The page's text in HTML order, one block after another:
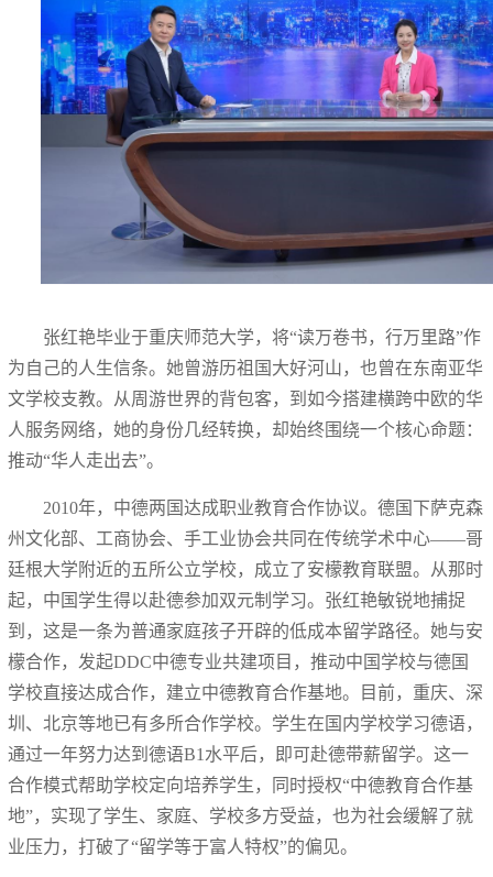
张红艳毕业于重庆师范大学，将“读万卷书，行万里路”作
为自己的人生信条。她曾游历祖国大好河山，也曾在东南亚华
文学校支教。从周游世界的背包客，到如今搭建横跨中欧的华
人服务网络，她的身份几经转换，却始终围绕一个核心命题：
推动“华人走出去”。
2010年，中德两国达成职业教育合作协议。德国下萨克森
州文化部、工商协会、手工业协会共同在传统学术中心——哥
廷根大学附近的五所公立学校，成立了安檬教育联盟。从那时
起，中国学生得以赴德参加双元制学习。张红艳敏锐地捕捉
到，这是一条为普通家庭孩子开辟的低成本留学路径。她与安
檬合作，发起DDC中德专业共建项目，推动中国学校与德国
学校直接达成合作，建立中德教育合作基地。目前，重庆、深
圳、北京等地已有多所合作学校。学生在国内学校学习德语，
通过一年努力达到德语B1水平后，即可赴德带薪留学。这一
合作模式帮助学校定向培养学生，同时授权“中德教育合作基
地”，实现了学生、家庭、学校多方受益，也为社会缓解了就
业压力，打破了“留学等于富人特权”的偏见。